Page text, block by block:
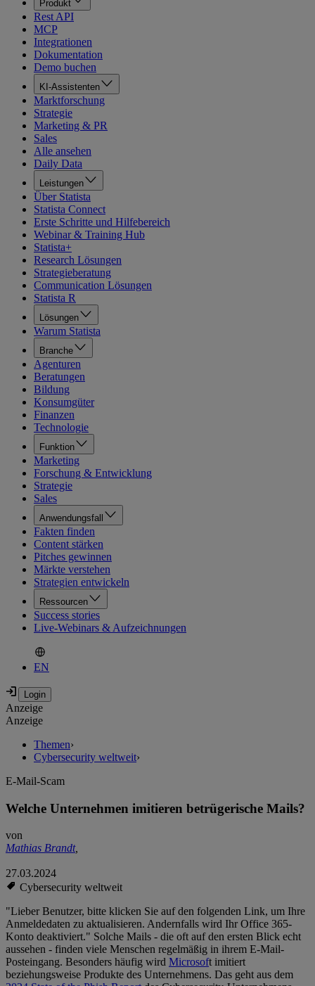
Produkt
Rest API
MCP
Integrationen
Dokumentation
Demo buchen
KI-Assistenten
Marktforschung
Strategie
Marketing & PR
Sales
Alle ansehen
Daily Data
Leistungen
Über Statista
Statista Connect
Erste Schritte und Hilfebereich
Webinar & Training Hub
Statista+
Research Lösungen
Strategieberatung
Communication Lösungen
Statista R
Lösungen
Warum Statista
Branche
Agenturen
Beratungen
Bildung
Konsumgüter
Finanzen
Technologie
Funktion
Marketing
Forschung & Entwicklung
Strategie
Sales
Anwendungsfall
Fakten finden
Content stärken
Pitches gewinnen
Märkte verstehen
Strategien entwickeln
Ressourcen
Success stories
Live-Webinars & Aufzeichnungen
EN
Anzeige
Anzeige
Themen›
Cybersecurity weltweit›
E-Mail-Scam
Welche Unternehmen imitieren betrügerische Mails?
von
Mathias Brandt,
27.03.2024
Cybersecurity weltweit
"Lieber Benutzer, bitte klicken Sie auf den folgenden Link, um Ihre
Anmeldedaten zu aktualisieren. Andernfalls wird Ihr Office 365-
Konto deaktiviert." Solche Mails - die oft auf den ersten Blick echt
aussehen - finden viele Menschen regelmäßig in ihrem E-Mail-
Posteingang. Besonders häufig wird Microsoft imitiert
beziehungsweise Produkte des Unternehmens. Das geht aus dem